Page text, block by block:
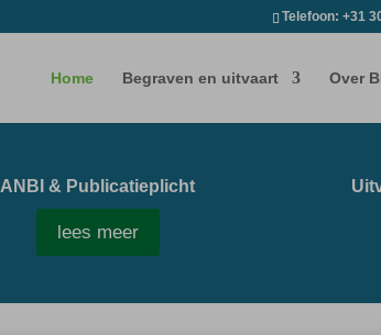
Telefoon: +31
Home Begraven en uitvaart Over
ANBI & Publicatieplicht
lees meer